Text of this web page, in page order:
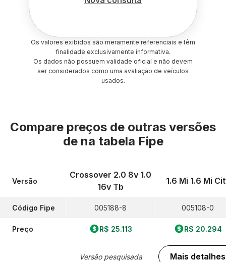
Os valores exibidos são meramente referenciais e têm
finalidade exclusivamente informativa.
Os dados não possuem validade oficial e não devem
ser considerados como uma avaliação de veículos
usados.
Compare preços de outras versões
de na tabela Fipe
Versão
Código Fipe
Preço
Crossover 2.0 8v 1.0
16v Tb
005188-8
R$ 25.113
Versão pesquisada
1.6 Mi 1.6 Mi
005108-0
R$ 20.294
Mais detalhes